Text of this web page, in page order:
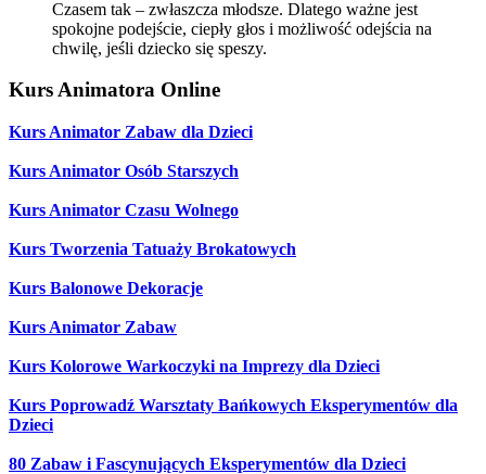
Czasem tak – zwłaszcza młodsze. Dlatego ważne jest
spokojne podejście, ciepły głos i możliwość odejścia na
chwilę, jeśli dziecko się speszy.
Kurs Animatora Online
Kurs Animator Zabaw dla Dzieci
Kurs Animator Osób Starszych
Kurs Animator Czasu Wolnego
Kurs Tworzenia Tatuaży Brokatowych
Kurs Balonowe Dekoracje
Kurs Animator Zabaw
Kurs Kolorowe Warkoczyki na Imprezy dla Dzieci
Kurs Poprowadź Warsztaty Bańkowych Eksperymentów dla
Dzieci
80 Zabaw i Fascynujących Eksperymentów dla Dzieci